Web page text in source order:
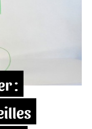
: